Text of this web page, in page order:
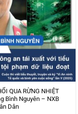
QUA RỪNG NHIỆT
Bình Nguyên – NXB
Dân